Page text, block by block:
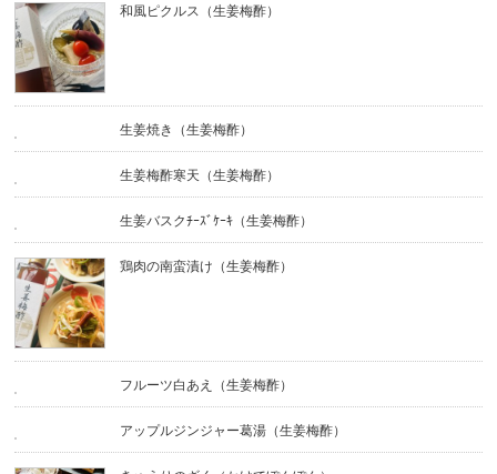
和風ピクルス（生姜梅酢）
生姜焼き（生姜梅酢）
生姜梅酢寒天（生姜梅酢）
生姜バスクﾁｰｽﾞｹｰｷ（生姜梅酢）
鶏肉の南蛮漬け（生姜梅酢）
フルーツ白あえ（生姜梅酢）
アップルジンジャー葛湯（生姜梅酢）